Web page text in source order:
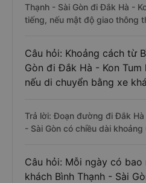
Thạnh - Sài Gòn đi Đắk Hà -
tiếng, nếu mật độ giao thông
Câu hỏi: Khoảng cách từ
Gòn đi Đắk Hà - Kon Tum
nếu di chuyển bằng xe
Trả lời: Đoạn đường đi Đắk Hà
- Sài Gòn có chiều dài
Câu hỏi: Mỗi ngày có bao
khách Bình Thạnh - Sài